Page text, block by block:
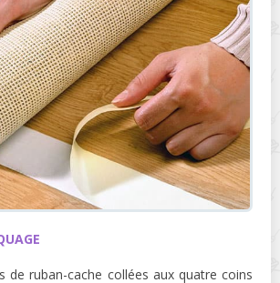
de ruban-cache collées aux quatre coins